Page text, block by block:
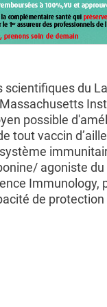
scientifiques du
possible
tout vaccin
agoniste
Immunology,
de